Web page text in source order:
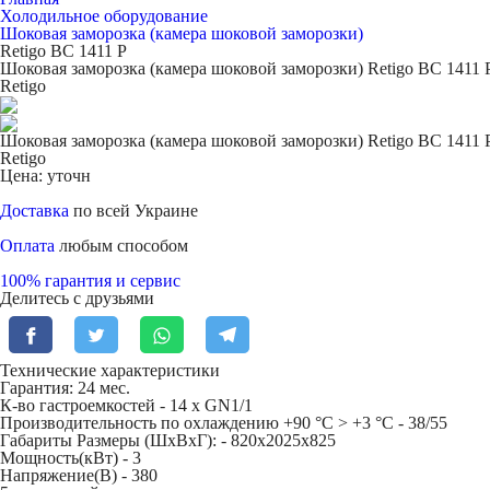
Холодильное оборудование
Шоковая заморозка (камера шоковой заморозки)
Retigo ВС 1411 Р
Шоковая заморозка (камера шоковой заморозки) Retigo ВС 1411
Retigo
Шоковая заморозка (камера шоковой заморозки) Retigo ВС 1411
Retigo
Цена: уточн
Доставка по всей Украине
Оплата любым способом
100% гарантия и сервис
Делитесь с друзьями
Технические характеристики
Гарантия: 24 мес.
К-во гастроемкостей - 14 x GN1/1
Производительность по охлаждению +90 °C > +3 °C - 38/55
Габариты Размеры (ШxВxГ): - 820х2025х825
Мощность(кВт) - 3
Напряжение(В) - 380